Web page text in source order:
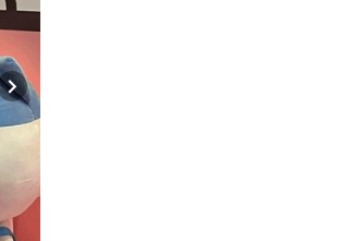
Next slide